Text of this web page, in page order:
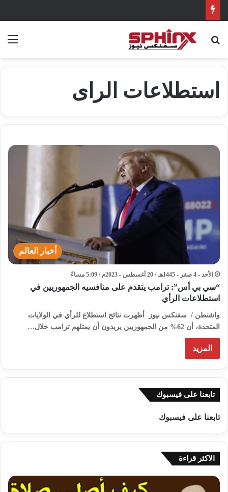
بحث عن
استطلاعات الراى
أخبار العالم
الأحد - 4 صفر - 1445هـ / 20 أغسطس - 2023م / 5:09 مساءً
“سي بي أس”: ترامب يتقدم على منافسيه الجمهوريين في
استطلاعات الرأي
واشنطن / سفنكس نيوز أظهرت نتائج استطلاع للرأي في الولايات
المتحدة، أن 62% من الجمهوريين يريدون أن يمثلهم ترامب خلال…
المزيد
تابعنا على فيسبوك
تابعنا على فيسبوك
الاكثر قراءة